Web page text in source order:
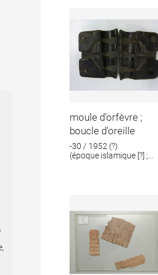
moule d'orfèvre ;
boucle d'oreille
-30 / 1952 (?)
(époque islamique [?] ;